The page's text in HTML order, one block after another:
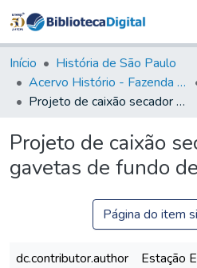
&
Tudo
Início
História de São Paulo
Acervo Histório - Fazenda Lageado
Projeto de caixão secador com gavetas de fundo de peneira
Projeto de caixão
gavetas de fundo
Página do item
dc.contributor.author
Estação